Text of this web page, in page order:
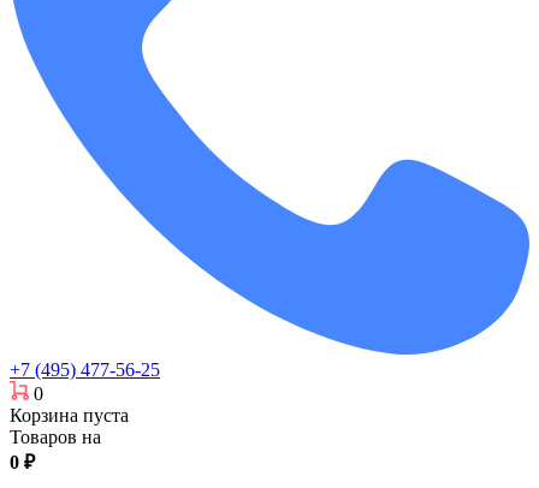
+7 (495) 477-56-25
0
Корзина пуста
Товаров на
0 ₽